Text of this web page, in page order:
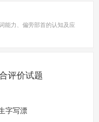
能力、偏旁部首的认知及应
评价试题
字写漂